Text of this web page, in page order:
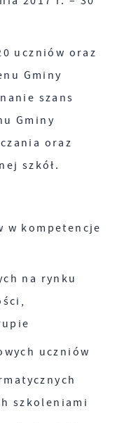
uczniów oraz
Gminy
szans
Gminy
oraz
szkół.
w kompetencje
na rynku
uczniów
szkoleniami
Dane pozwalają
cookies
prezentujemy
na
prezentowania
analizy
internetowej.
na stronach
usług. Firmy te